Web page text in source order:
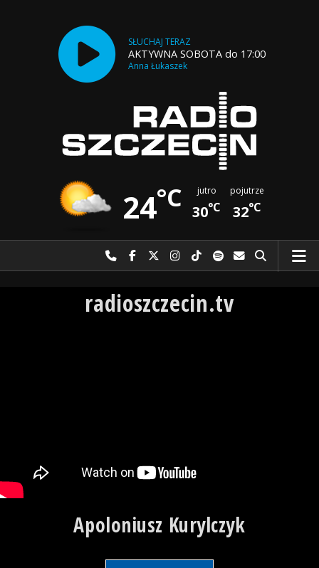
SŁUCHAJ TERAZ
AKTYWNA SOBOTA do 17:00
Anna Łukaszek
24°C jutro
30°C
pojutrze
32°C
Najlepiej po prostu do nas zadzwoń
Odwiedź nas na Facebook-u
Odwiedź nas na X
Odwiedź nas na Instagram-ie
Odwiedź nas na TikTok-u
Szukaj nas na Spotify
Wyślij do nas
Szukaj
radioszczecin.tv
Apoloniusz Kurylczyk